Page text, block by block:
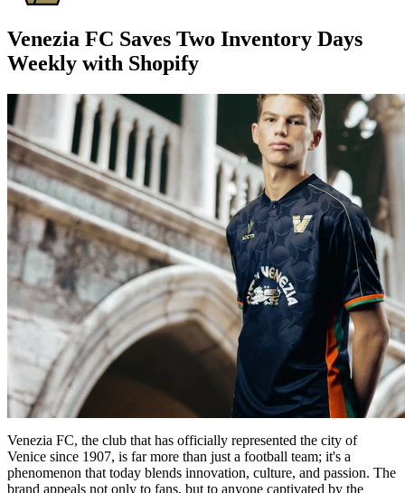
Venezia FC Saves Two Inventory Days
Weekly with Shopify
Venezia FC, the club that has officially represented the city of
Venice since 1907, is far more than just a football team; it's a
phenomenon that today blends innovation, culture, and passion. The
brand appeals not only to fans, but to anyone captivated by the